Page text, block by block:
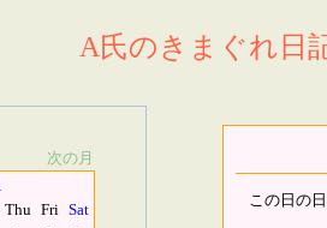
A氏のきまぐれ日
次の月
Thu Fri Sat
この日の